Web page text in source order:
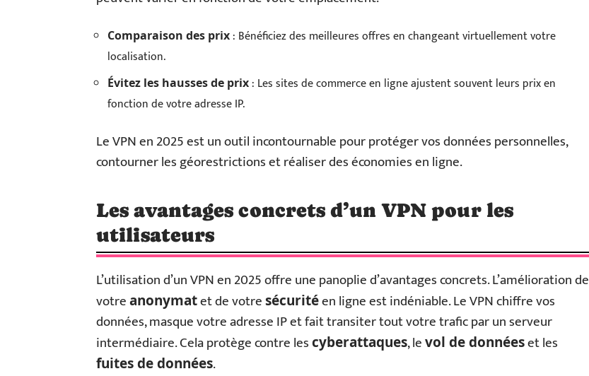
Comparaison des prix : Bénéficiez des meilleures offres en changeant virtuellement votre
localisation.
Évitez les hausses de prix : Les sites de commerce en ligne ajustent souvent leurs prix en
fonction de votre adresse IP.
Le VPN en 2025 est un outil incontournable pour protéger vos données personnelles,
contourner les géorestrictions et réaliser des économies en ligne.
Les avantages concrets d’un VPN pour les
utilisateurs
L’utilisation d’un VPN en 2025 offre une panoplie d’avantages concrets. L’amélioration de
votreanonymatet de votresécuritéen ligne est indéniable. Le VPN chiffre vos
données, masque votre adresse IP et fait transiter tout votre trafic par un serveur
intermédiaire. Cela protège contre lescyberattaques, levol de donnéeset les
fuites de données.